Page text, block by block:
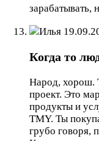
зарабатывать,
Илья
Когда то
Народ, хорош.
проект. Это
продукты и
TMY. Ты
грубо говоря,